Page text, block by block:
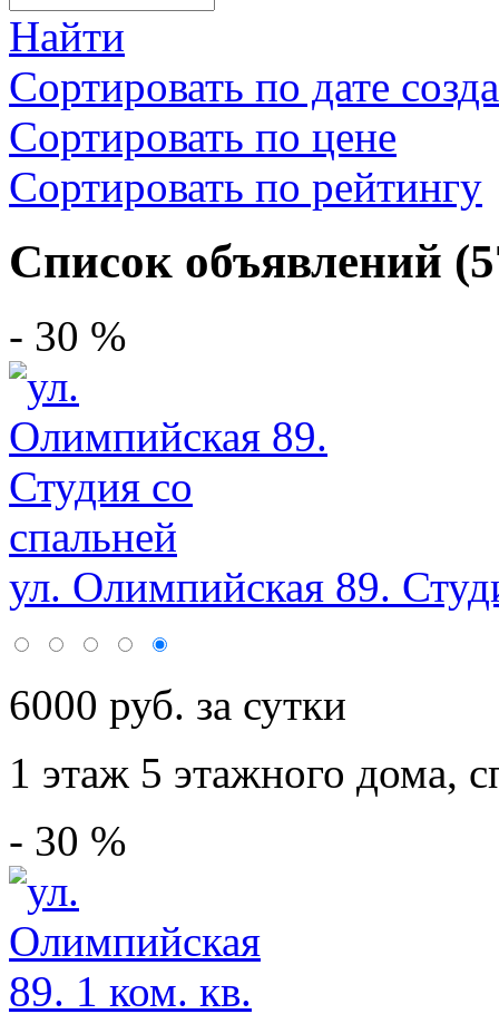
Найти
Сортировать по дате
Сортировать по цене
Сортировать по рейтингу
Список объявлений
- 30 %
ул. Олимпийская 89.
6000 руб. за сутки
1 этаж 5 этажного дома,
- 30 %